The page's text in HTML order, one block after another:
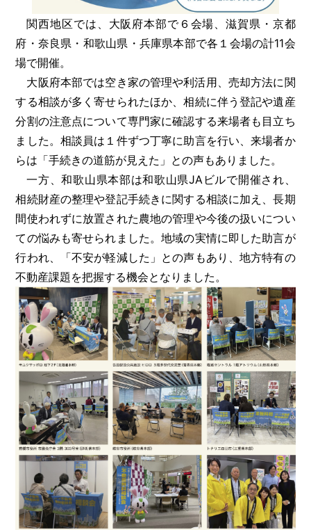
関西地区では、大阪府本部で６会場、滋賀県・京都
府・奈良県・和歌山県・兵庫県本部で各１会場の計11会
場で開催。
大阪府本部では空き家の管理や利活用、売却方法に関
する相談が多く寄せられたほか、相続に伴う登記や遺産
分割の注意点について専門家に確認する来場者も目立ち
ました。相談員は１件ずつ丁寧に助言を行い、来場者か
らは「手続きの道筋が見えた」との声もありました。
一方、和歌山県本部は和歌山県JAビルで開催され、
相続財産の整理や登記手続きに関する相談に加え、長期
間使われずに放置された農地の管理や今後の扱いについ
ての悩みも寄せられました。地域の実情に即した助言が
行われ、「不安が軽減した」との声もあり、地方特有の
不動産課題を把握する機会となりました。